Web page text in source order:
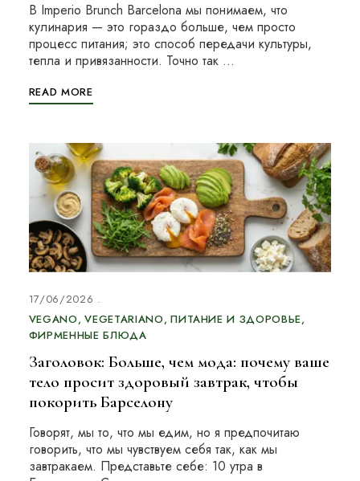
В Imperio Brunch Barcelona мы понимаем, что
кулинария — это гораздо больше, чем просто
процесс питания; это способ передачи культуры,
тепла и привязанности. Точно так …
READ MORE
17/06/2026
VEGANO VEGETARIANO ПИТАНИЕ И ЗДОРОВЬЕ
ФИРМЕННЫЕ БЛЮДА
Заголовок: Больше, чем мода: почему ваше
тело просит здоровый завтрак, чтобы
покорить Барселону
Говорят, мы то, что мы едим, но я предпочитаю
говорить, что мы чувствуем себя так, как мы
завтракаем. Представьте себе: 10 утра в